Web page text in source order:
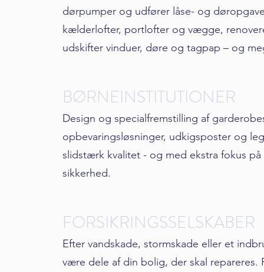
dørpumper og udfører låse- og
kælderlofter, portlofter og vægge,
udskifter vinduer, døre og tagpap – og
BØRNEINSTITUTIONER
Design og specialfremstilling af
opbevaringsløsninger, udkigsposter og
slidstærk kvalitet - og med ekstra fokus på
sikkerhed.
FORSIKRINGSSELSKABER
Efter vandskade, stormskade eller et
være dele af din bolig, der skal repareres.